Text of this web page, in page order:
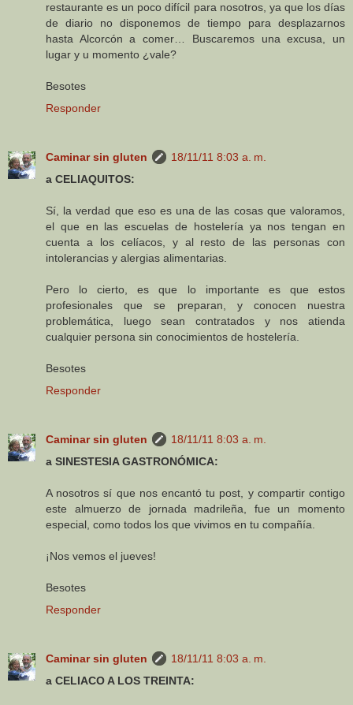
restaurante es un poco difícil para nosotros, ya que los días
de diario no disponemos de tiempo para desplazarnos
hasta Alcorcón a comer… Buscaremos una excusa, un
lugar y u momento ¿vale?
Besotes
Responder
Caminar sin gluten
18/11/11 8:03 a. m.
a CELIAQUITOS:
Sí, la verdad que eso es una de las cosas que valoramos,
el que en las escuelas de hostelería ya nos tengan en
cuenta a los celíacos, y al resto de las personas con
intolerancias y alergias alimentarias.
Pero lo cierto, es que lo importante es que estos
profesionales que se preparan, y conocen nuestra
problemática, luego sean contratados y nos atienda
cualquier persona sin conocimientos de hostelería.
Besotes
Responder
Caminar sin gluten
18/11/11 8:03 a. m.
a SINESTESIA GASTRONÓMICA:
A nosotros sí que nos encantó tu post, y compartir contigo
este almuerzo de jornada madrileña, fue un momento
especial, como todos los que vivimos en tu compañía.
¡Nos vemos el jueves!
Besotes
Responder
Caminar sin gluten
18/11/11 8:03 a. m.
a CELIACO A LOS TREINTA: